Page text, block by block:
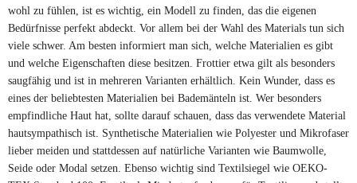
wohl zu fühlen, ist es wichtig, ein Modell zu finden, das die eigenen
Bedürfnisse perfekt abdeckt. Vor allem bei der Wahl des Materials tun sich
viele schwer. Am besten informiert man sich, welche Materialien es gibt
und welche Eigenschaften diese besitzen. Frottier etwa gilt als besonders
saugfähig und ist in mehreren Varianten erhältlich. Kein Wunder, dass es
eines der beliebtesten Materialien bei Bademänteln ist. Wer besonders
empfindliche Haut hat, sollte darauf schauen, dass das verwendete Material
hautsympathisch ist. Synthetische Materialien wie Polyester und Mikrofaser
lieber meiden und stattdessen auf natürliche Varianten wie Baumwolle,
Seide oder Modal setzen. Ebenso wichtig sind Textilsiegel wie OEKO-